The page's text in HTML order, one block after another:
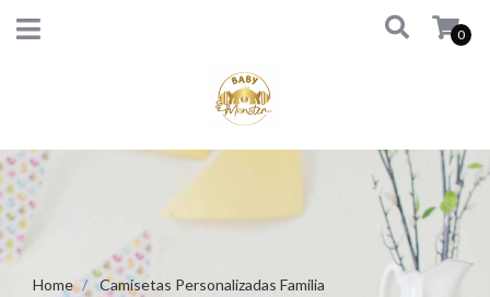
0
Home
Camisetas Personalizadas Familia